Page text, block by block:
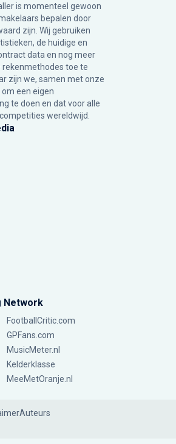
is momenteel gewoon
bepalen door
zijn. Wij gebruiken
de huidige en
data en nog meer
toe te
zijn we, samen met onze
een eigen
te doen en dat voor alle
wereldwijd.
Network
FootballCritic.com
GPFans.com
MusicMeter.nl
Kelderklasse
MeeMetOranje.nl
Auteurs